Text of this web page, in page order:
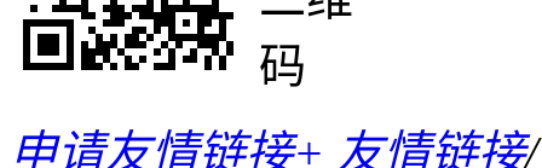
申请友情链接+ 友情链接